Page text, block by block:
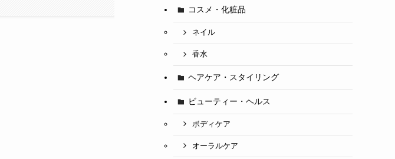
コスメ・化粧品
ネイル
香水
ヘアケア・スタイリング
ビューティー・ヘルス
ボディケア
オーラルケア